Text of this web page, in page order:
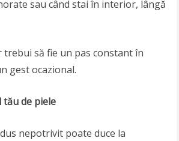
sau când stai în interior, lângă
trebui să fie un pas constant în
gest ocazional.
de piele
nepotrivit poate duce la